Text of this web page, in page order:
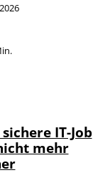
IT-Job
mehr